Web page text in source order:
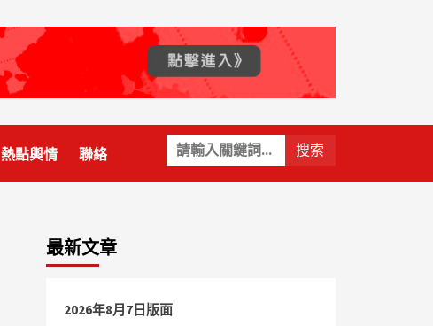
關
鍵
字:
熱點輿情 聯絡
最新文章
2026年8月7日版面